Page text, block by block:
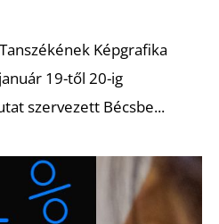
Képgrafika
19-től 20-ig
szervezett Bécsbe...